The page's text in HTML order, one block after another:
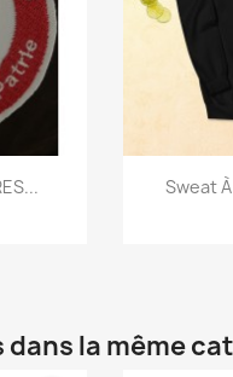

Sweat
la même